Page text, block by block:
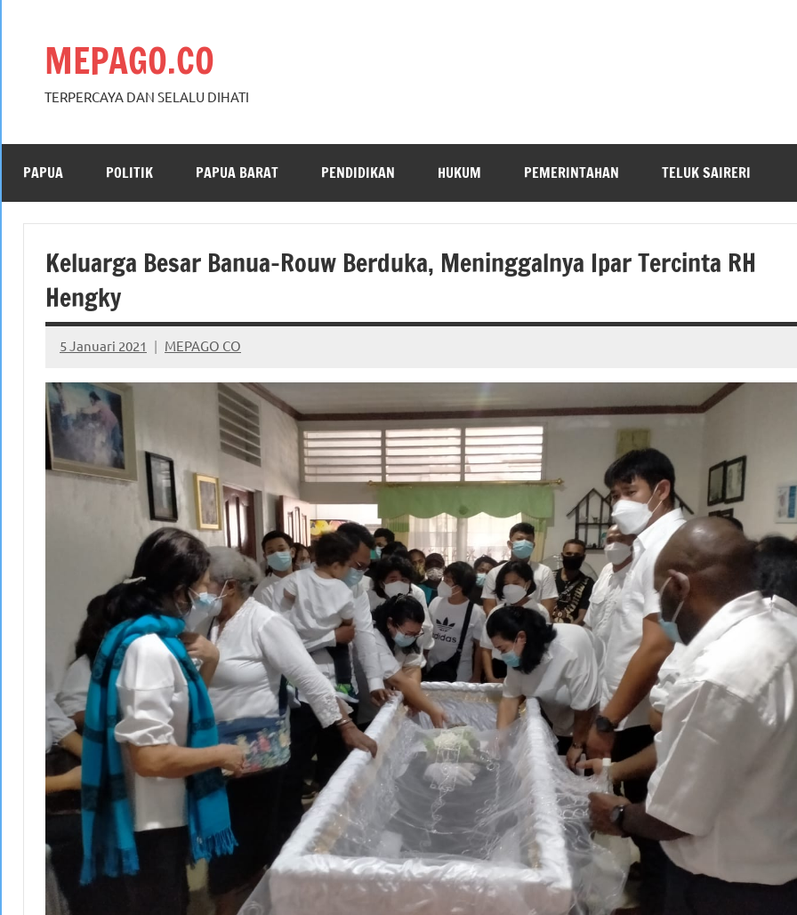
MEPAGO.CO
TERPERCAYA DAN SELALU DIHATI
PAPUA POLITIK PAPUA BARAT PENDIDIKAN HUKUM PEMERINTAHAN TELUK SAIRERI
Keluarga Besar Banua-Rouw Berduka, Meninggalnya Ipar Tercinta RH
Hengky
5 Januari 2021 MEPAGO CO
No
comments